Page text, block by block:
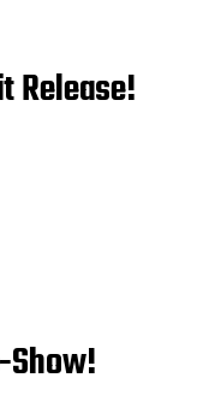
Release!
Show!